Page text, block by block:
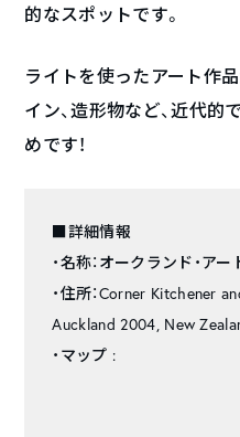
的なスポットです。
ライトを使ったアート作
イン、造形物など、近代
めです！
■詳細情報
・名称：オークランド・ア
・住所：Corner Kitchener
Auckland 2004, New
・マップ :